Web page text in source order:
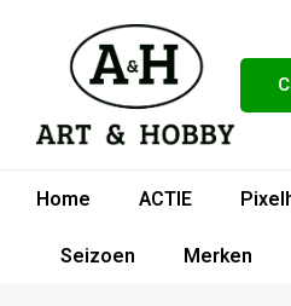
Home ACTIE
Seizoen
Merken